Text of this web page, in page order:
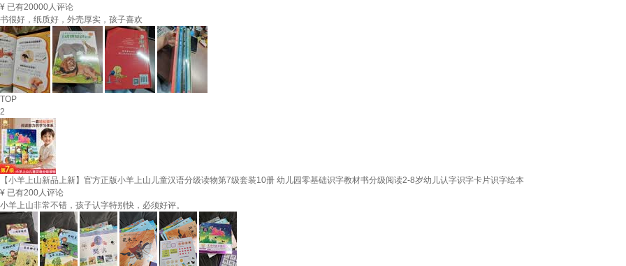
¥ 已有20000人评论
书很好，纸质好，外壳厚实，孩子喜欢
TOP
2
【小羊上山新品上新】官方正版小羊上山儿童汉语分级读物第7级套装10册 幼儿园零基础识字教材书分级阅读2-8岁幼儿认字识字卡片识字绘本
¥ 已有200人评论
小羊上山非常不错，孩子认字特别快，必须好评。